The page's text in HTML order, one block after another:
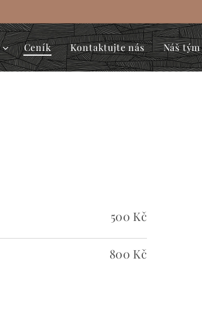
Ceník Kontaktujte nás Náš tým
500 Kč
800 Kč